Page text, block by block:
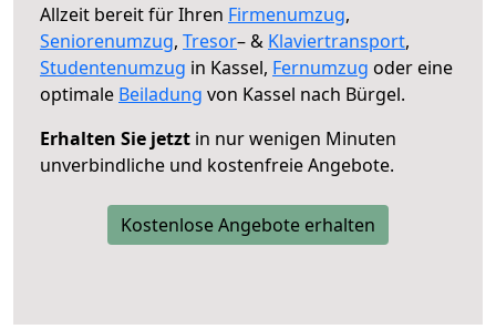
Allzeit bereit für Ihren Firmenumzug,
Seniorenumzug, Tresor– & Klaviertransport,
Studentenumzug in Kassel, Fernumzug oder eine
optimale Beiladung von Kassel nach Bürgel.
Erhalten Sie jetzt in nur wenigen Minuten
unverbindliche und kostenfreie Angebote.
Kostenlose Angebote erhalten